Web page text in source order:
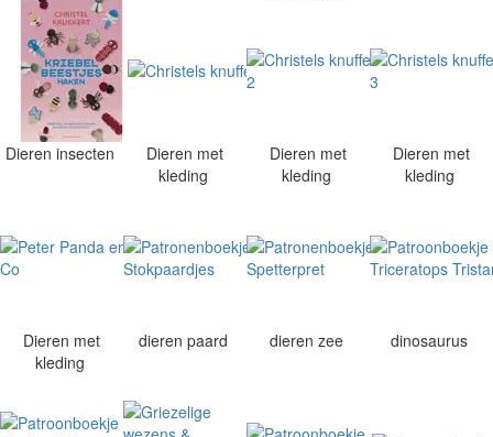
Dieren insecten
Dieren met
kleding
Dieren met
kleding
Dieren met
kleding
Dieren met
kleding
dieren paard dieren zee dinosaurus